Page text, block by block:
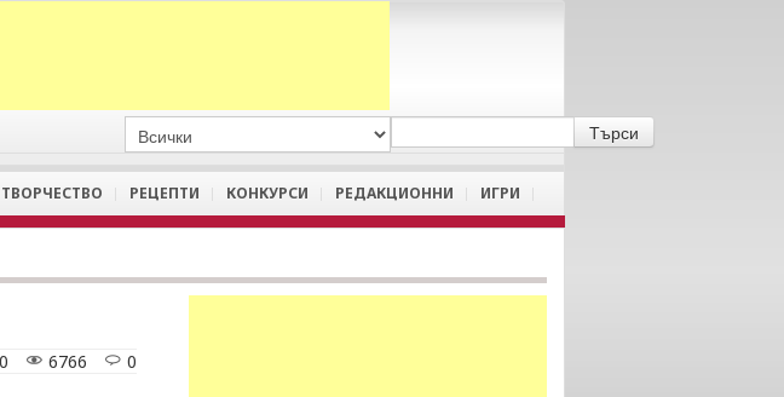
ТВОРЧЕСТВО РЕЦЕПТИ КОНКУРСИ РЕДАКЦИОННИ ИГРИ
0
6766